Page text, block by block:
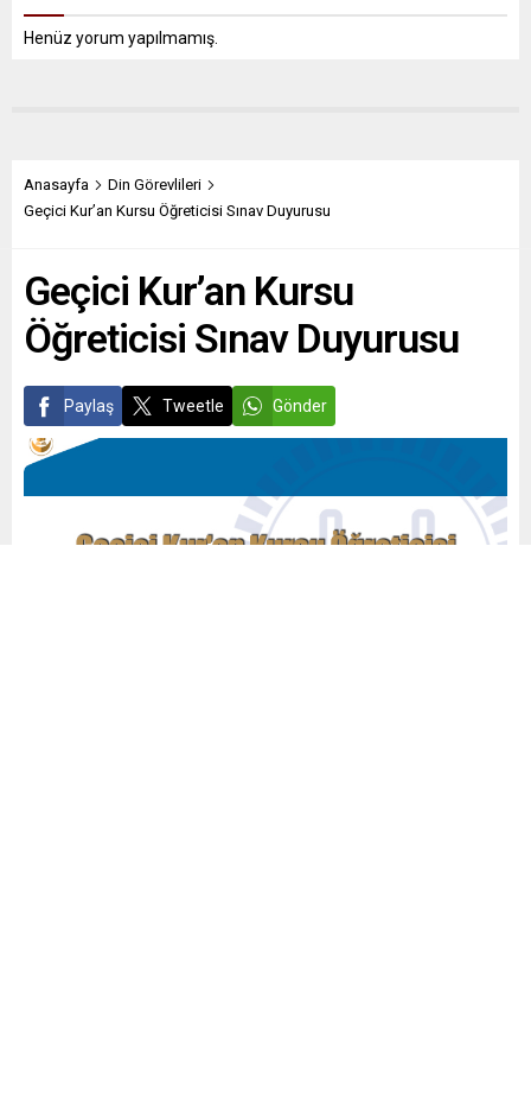
Henüz yorum yapılmamış.
Anasayfa
Din Görevlileri
Geçici Kur’an Kursu Öğreticisi Sınav Duyurusu
Geçici Kur’an Kursu
Öğreticisi Sınav Duyurusu
Paylaş Tweetle Gönder